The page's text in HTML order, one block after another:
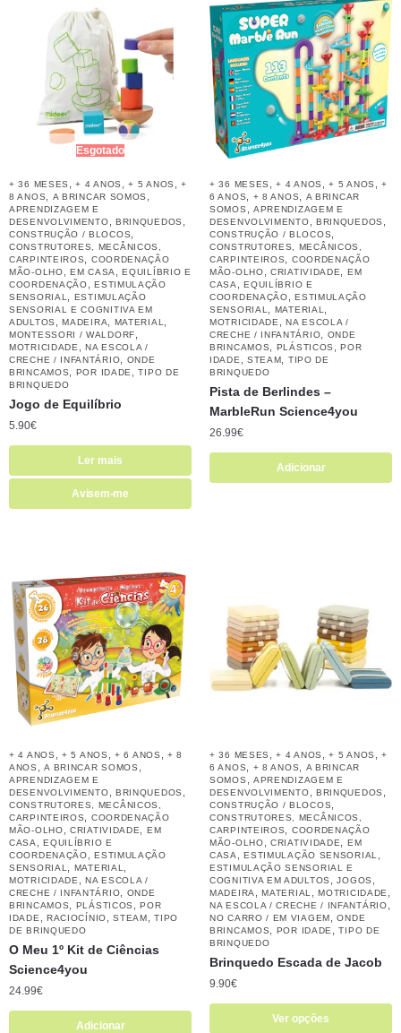
Esgotado
+ 36 MESES ,+ 4 ANOS ,+ 5 ANOS ,+
8 ANOS
A BRINCAR SOMOS
APRENDIZAGEM E
DESENVOLVIMENTO
BRINQUEDOS
CONSTRUÇÃO / BLOCOS
CONSTRUTORES, MECÂNICOS,
CARPINTEIROS
COORDENAÇÃO
MÃO-OLHO
,EM CASA ,EQUILÍBRIO E
COORDENAÇÃO
,ESTIMULAÇÃO
SENSORIAL
ESTIMULAÇÃO
SENSORIAL E COGNITIVA EM
ADULTOS
,MADEIRA MATERIAL
MONTESSORI / WALDORF
MOTRICIDADE ,NA ESCOLA /
CRECHE / INFANTÁRIO
ONDE
BRINCAMOS
POR IDADE ,TIPO DE
BRINQUEDO
Jogo de Equilíbrio
5.90€
Ler mais
Avisem-me
+ 36 MESES ,+ 4 ANOS ,+ 5 ANOS ,+
6 ANOS
+ 8 ANOS
A BRINCAR
SOMOS
APRENDIZAGEM E
DESENVOLVIMENTO
BRINQUEDOS
CONSTRUÇÃO / BLOCOS
CONSTRUTORES, MECÂNICOS,
CARPINTEIROS
COORDENAÇÃO
MÃO-OLHO
,CRIATIVIDADE
EM
CASA
,EQUILÍBRIO E
COORDENAÇÃO
,ESTIMULAÇÃO
SENSORIAL
MATERIAL
MOTRICIDADE ,NA ESCOLA /
CRECHE / INFANTÁRIO
ONDE
BRINCAMOS
PLÁSTICOS ,POR
IDADE
STEAM
TIPO DE
BRINQUEDO
Pista de Berlindes –
MarbleRun Science4you
26.99€
Adicionar
+ 4 ANOS ,+ 5 ANOS ,+ 6 ANOS ,+ 8
ANOS
,A BRINCAR SOMOS
APRENDIZAGEM E
DESENVOLVIMENTO
BRINQUEDOS
CONSTRUTORES, MECÂNICOS,
CARPINTEIROS
COORDENAÇÃO
MÃO-OLHO
,CRIATIVIDADE
EM
CASA
,EQUILÍBRIO E
COORDENAÇÃO
,ESTIMULAÇÃO
SENSORIAL
MATERIAL
MOTRICIDADE ,NA ESCOLA /
CRECHE / INFANTÁRIO
ONDE
BRINCAMOS
PLÁSTICOS ,POR
IDADE
RACIOCÍNIO ,STEAM ,TIPO
DE BRINQUEDO
O Meu 1º Kit de Ciências
Science4you
24.99€
Adicionar
+ 36 MESES ,+ 4 ANOS ,+ 5 ANOS ,+
6 ANOS
+ 8 ANOS
A BRINCAR
SOMOS
APRENDIZAGEM E
DESENVOLVIMENTO
BRINQUEDOS
CONSTRUÇÃO / BLOCOS
CONSTRUTORES, MECÂNICOS,
CARPINTEIROS
COORDENAÇÃO
MÃO-OLHO
,CRIATIVIDADE
EM
CASA
,ESTIMULAÇÃO SENSORIAL
ESTIMULAÇÃO SENSORIAL E
COGNITIVA EM ADULTOS
,JOGOS
MADEIRA ,MATERIAL ,MOTRICIDADE
NA ESCOLA / CRECHE / INFANTÁRIO
NO CARRO / EM VIAGEM ,ONDE
BRINCAMOS
POR IDADE ,TIPO DE
BRINQUEDO
Brinquedo Escada de Jacob
9.90€
Ver opções